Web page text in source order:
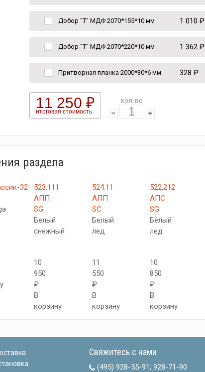
Добор "Т" МДФ 2070*155*10 мм 1 010 ₽
Добор "Т" МДФ 2070*220*10 мм 1 362 ₽
Притворная планка 2000*30*6 мм 328 ₽
11 250 ₽
итоговая стоимость
кол-во
раздела
32
523.111
АПП
SG
Белый
снежный
10
950
₽
В
корзину
524.11
АПП
SC
Белый
лед
11
550
₽
В
корзину
522.212
АПC
SG
Белый
лед
10
850
₽
В
корзину
Свяжитесь с нами
(495) 928-55-91; 928-71-90